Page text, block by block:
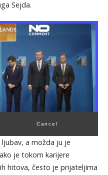
Sejda.
Cancel
a možda ju je
je tokom karijere
hitova, često je prijateljima